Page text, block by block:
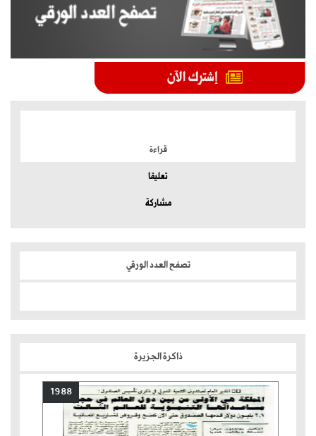
قراءة
تعليقا
مشاركة
تصفح العدد الورقي
ذاكرة الجزيرة
1988